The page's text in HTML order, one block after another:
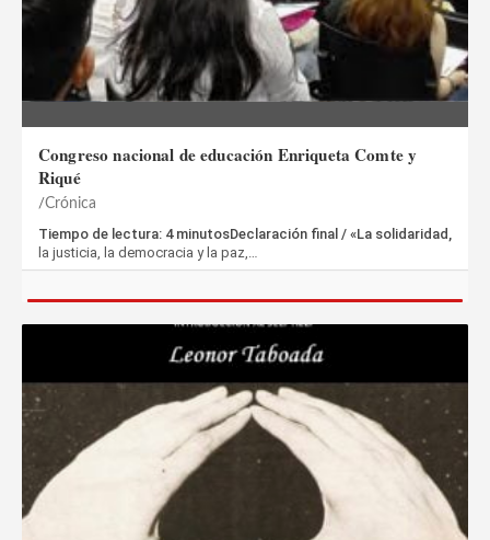
Congreso nacional de educación Enriqueta Comte y
Riqué
Crónica
Tiempo de lectura: 4 minutosDeclaración final / «La solidaridad,
la justicia, la democracia y la paz,…